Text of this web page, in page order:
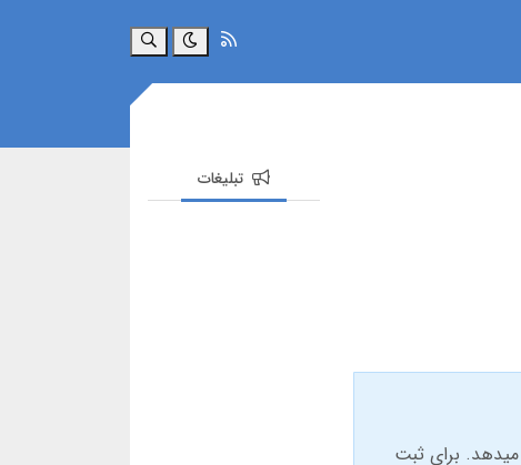
جستجو
را ارائه میدهد. برای ثبت
تبلیغات